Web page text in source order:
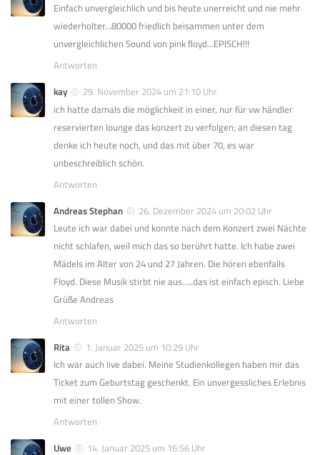
Einfach unvergleichlich und bis heute unerreicht und nie mehr
wiederholter…80000 friedlich beisammen unter dem
unvergleichlichen Sound von pink floyd…EPISCH!!!
Antworten
kay
29. November 2024 um 21:10 Uhr
ich hatte damals die möglichkeit in einer, nur für vw händler
reservierten lounge das konzert zu verfolgen; an diesen tag
denke ich heute noch, und das mit über 70, es war
unbeschreiblich schön.
Antworten
Andreas Stephan
26. Dezember 2024 um 20:02 Uhr
Leute ich war dabei und konnte nach dem Konzert zwei Nächte
nicht schlafen, weil mich das so berührt hatte. Ich habe zwei
Mädels im Alter von 24 und 27 Jahren. Die hören ebenfalls
Floyd. Diese Musik stirbt nie aus…..das ist einfach episch. Liebe
Grüße Andreas
Antworten
Rita
1. Januar 2025 um 10:29 Uhr
Ich war auch live dabei. Meine Studienkollegen haben mir das
Ticket zum Geburtstag geschenkt. Ein unvergessliches Erlebnis
mit einer tollen Show.
Antworten
Uwe
14. Januar 2025 um 16:56 Uhr